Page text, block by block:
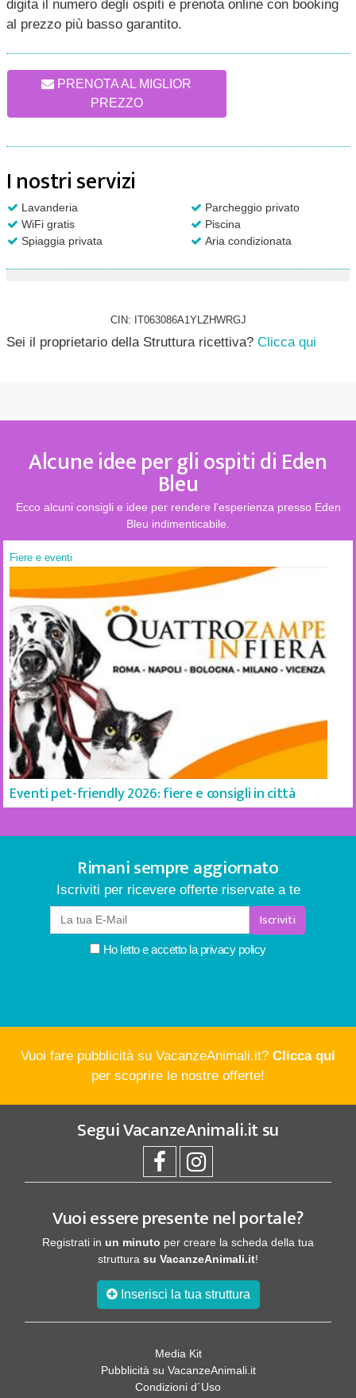
digita il numero degli ospiti e prenota online con booking
al prezzo più basso garantito.
PRENOTA AL MIGLIOR
PREZZO
I nostri servizi
Lavanderia
Parcheggio privato
WiFi gratis
Piscina
Spiaggia privata
Aria condizionata
CIN: IT063086A1YLZHWRGJ
Sei il proprietario della Struttura ricettiva? Clicca qui
Alcune idee per gli ospiti di Eden
Bleu
Ecco alcuni consigli e idee per rendere l'esperienza presso Eden
Bleu indimenticabile.
Fiere e eventi
Eventi pet-friendly 2026: fiere e consigli in città
Rimani sempre aggiornato
Iscriviti per ricevere offerte riservate a te
Iscriviti
Ho letto e accetto la privacy policy
Vuoi fare pubblicità su VacanzeAnimali.it? Clicca qui
per scoprire le nostre offerte!
SeguiVacanzeAnimali.itsu
Vuoi essere presente nel portale?
Registrati in un minuto per creare la scheda della tua
struttura su VacanzeAnimali.it!
Inserisci la tua struttura
Media Kit
Pubblicità su VacanzeAnimali.it
Condizioni d´Uso